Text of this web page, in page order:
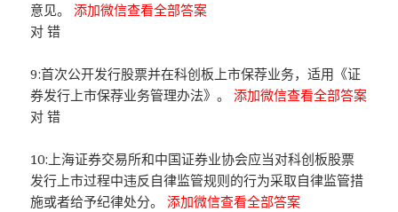
意见。添加微信查看全部答案
对 错
9:首次公开发行股票并在科创板上市保荐业务，适用《证
券发行上市保荐业务管理办法》。添加微信查看全部答案
对 错
10:上海证券交易所和中国证券业协会应当对科创板股票
发行上市过程中违反自律监管规则的行为采取自律监管措
施或者给予纪律处分。添加微信查看全部答案